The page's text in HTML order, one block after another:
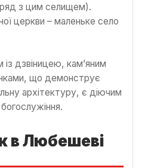
з цим селищем).
церкви – маленьке село
дзвіницею, кам’яним
що демонструє
архітектуру, є діючим
в Любешеві